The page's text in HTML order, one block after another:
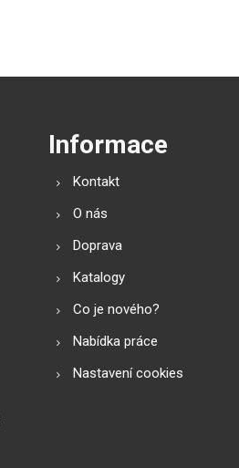
Informace
Kontakt
O nás
Doprava
Katalogy
Co je nového?
Nabídka práce
Nastavení cookies